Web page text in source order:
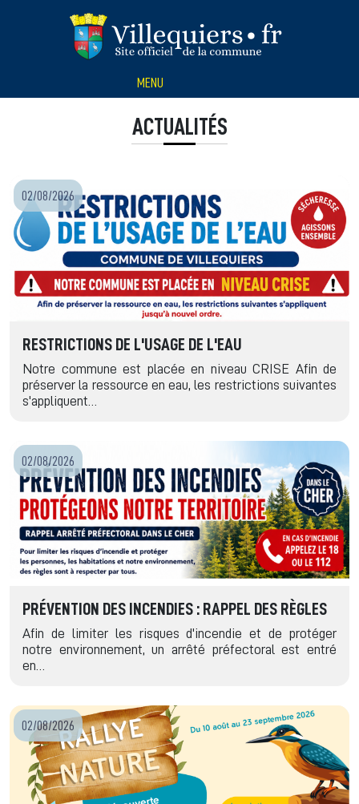
MENU
ACTUALITÉS
02/08/2026
RESTRICTIONS DE L'USAGE DE L'EAU
Notre commune est placée en niveau CRISE Afin de
préserver la ressource en eau, les restrictions suivantes
s'appliquent…
02/08/2026
PRÉVENTION DES INCENDIES : RAPPEL DES RÈGLES
Afin de limiter les risques d'incendie et de protéger
notre environnement, un arrêté préfectoral est entré
en…
02/08/2026